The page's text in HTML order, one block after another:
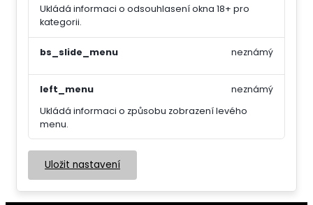
Ukládá informaci o odsouhlasení okna 18+ pro
kategorii.
bs_slide_menu neznámý
left_menu
Ukládá informaci o způsobu zobrazení levého
menu.
neznámý
Uložit nastavení